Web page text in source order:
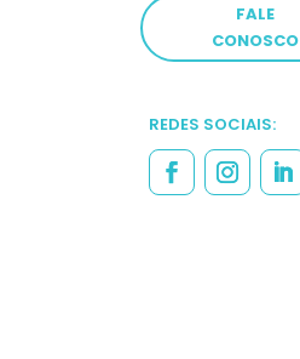
FALE
CONOSCO
REDES SOCIAIS: